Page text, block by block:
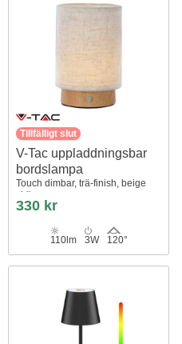
Tillfälligt slut
V-Tac uppladdningsbar
bordslampa
Touch dimbar, trä-finish, beige
skärm
330 kr
110lm 3W 120°